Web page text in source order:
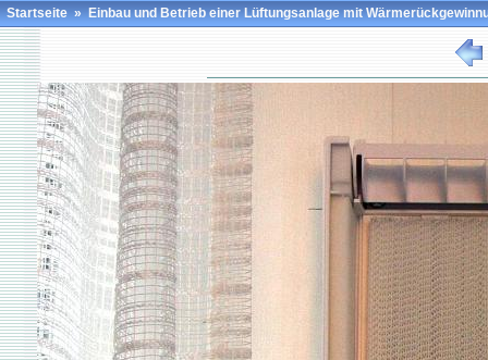
Startseite»Einbau und Betrieb einer Lüftungsanlage mit